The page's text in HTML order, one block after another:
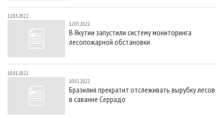
12.05.2022
12.05.2022
В Якутии запустили систему мониторинга
лесопожарной обстановки
10.01.2022
10.01.2022
Бразилия прекратит отслеживать вырубку лесов
в саванне Серрадо